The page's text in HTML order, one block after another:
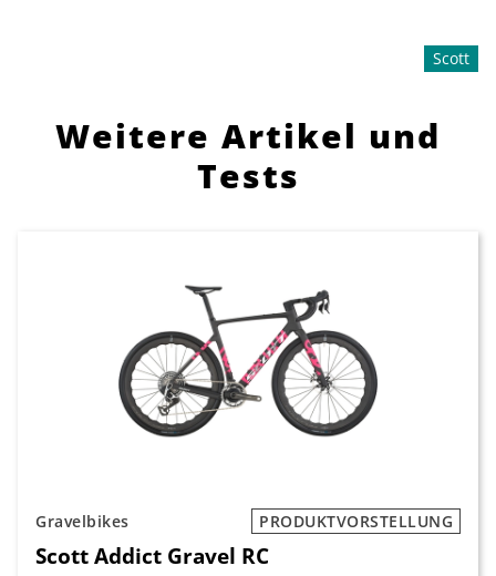
Scott
Weitere Artikel und
Tests
Gravelbikes PRODUKTVORSTELLUNG
Scott Addict Gravel RC